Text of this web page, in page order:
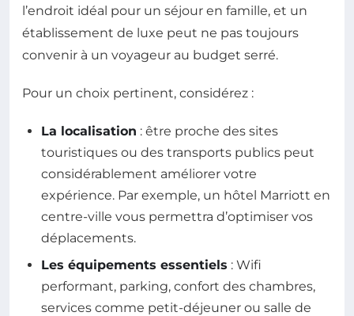
l’endroit idéal pour un séjour en famille, et un
établissement de luxe peut ne pas toujours
convenir à un voyageur au budget serré.
Pour un choix pertinent, considérez :
La localisation : être proche des sites
touristiques ou des transports publics peut
considérablement améliorer votre
expérience. Par exemple, un hôtel Marriott en
centre-ville vous permettra d’optimiser vos
déplacements.
Les équipements essentiels : Wifi
performant, parking, confort des chambres,
services comme petit-déjeuner ou salle de